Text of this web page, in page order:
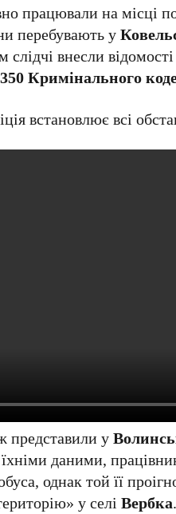
працювали на місці
перебувають у
внесли
Кримінального
встановлює всі
представили у
даними,
однак той її
у селіВербка.